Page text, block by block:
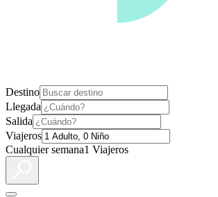
Destino
Llegada
Salida
Viajeros
Cualquier semana1 Viajeros